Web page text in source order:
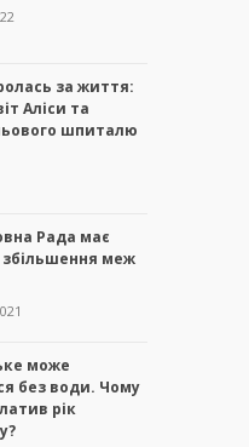
за життя:
Аліси та
шпиталю
Рада має
меж
може
без води. Чому
рік